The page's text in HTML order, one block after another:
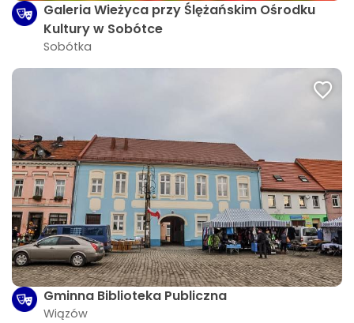
Galeria Wieżyca przy Ślężańskim Ośrodku
Kultury w Sobótce
Sobótka
Gminna Biblioteka Publiczna
Wiązów